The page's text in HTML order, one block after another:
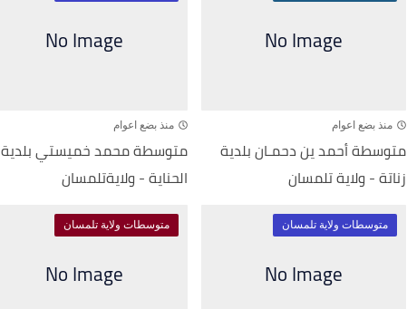
منذ بضع اعوام
متوسطة أحمد ين دحمـان بلدية
زناتة - ولاية تلمسان
منذ بضع اعوام
متوسطة محمد خميستي بلدية
الحناية - ولايةتلمسان
متوسطات ولاية تلمسان متوسطات ولاية تلمسان